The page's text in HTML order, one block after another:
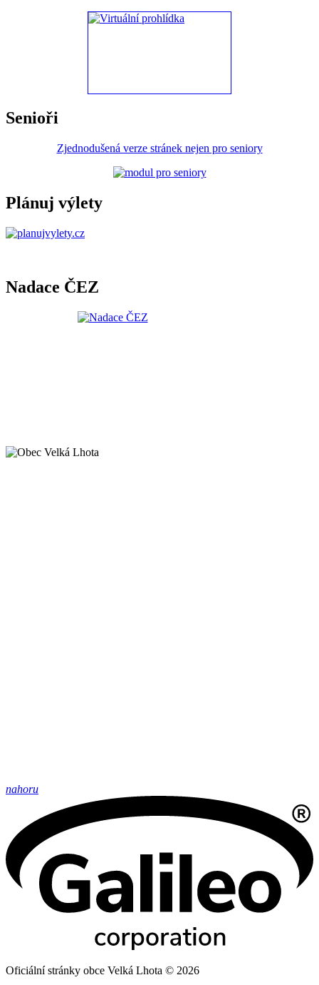
Senioři
Zjednodušená verze stránek nejen pro seniory
Plánuj výlety
Nadace ČEZ
nahoru
Oficiální stránky obce Velká Lhota © 2026